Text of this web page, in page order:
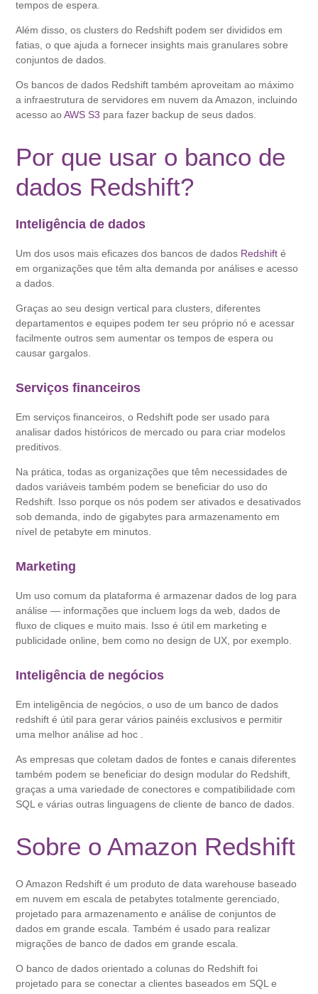
tempos de espera.
Além disso, os clusters do Redshift podem ser divididos em
fatias, o que ajuda a fornecer insights mais granulares sobre
conjuntos de dados.
Os bancos de dados Redshift também aproveitam ao máximo
a infraestrutura de servidores em nuvem da Amazon, incluindo
acesso aoAWS S3 para fazer backup de seus dados.
Por que usar o banco de
dados Redshift?
Inteligência de dados
Um dos usos mais eficazes dos bancos de dados Redshift é
em organizações que têm alta demanda por análises e acesso
a dados.
Graças ao seu design vertical para clusters, diferentes
departamentos e equipes podem ter seu próprio nó e acessar
facilmente outros sem aumentar os tempos de espera ou
causar gargalos.
Serviços financeiros
Em serviços financeiros, o Redshift pode ser usado para
analisar dados históricos de mercado ou para criar modelos
preditivos.
Na prática, todas as organizações que têm necessidades de
dados variáveis ​​também podem se beneficiar do uso do
Redshift. Isso porque os nós podem ser ativados e desativados
sob demanda, indo de gigabytes para armazenamento em
nível de petabyte em minutos.
Marketing
Um uso comum da plataforma é armazenar dados de log para
análise — informações que incluem logs da web, dados de
fluxo de cliques e muito mais. Isso é útil em marketing e
publicidade online, bem como no design de UX, por exemplo.
Inteligência de negócios
Em inteligência de negócios, o uso de um banco de dados
redshift é útil para gerar vários painéis exclusivos e permitir
uma melhor análise ad hoc .
As empresas que coletam dados de fontes e canais diferentes
também podem se beneficiar do design modular do Redshift,
graças a uma variedade de conectores e compatibilidade com
SQL e várias outras linguagens de cliente de banco de dados.
Sobre o Amazon Redshift
O Amazon Redshift é um produto de data warehouse baseado
em nuvem em escala de petabytes totalmente gerenciado,
projetado para armazenamento e análise de conjuntos de
dados em grande escala. Também é usado para realizar
migrações de banco de dados em grande escala.
O banco de dados orientado a colunas do Redshift foi
projetado para se conectar a clientes baseados em SQL e